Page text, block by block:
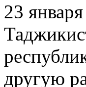
23
другую